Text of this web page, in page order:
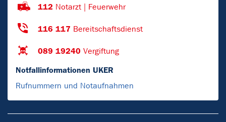
112 Notarzt | Feuerwehr
116 117 Bereitschaftsdienst
089 19240 Vergiftung
Notfallinformationen UKER
Rufnummern und Notaufnahmen